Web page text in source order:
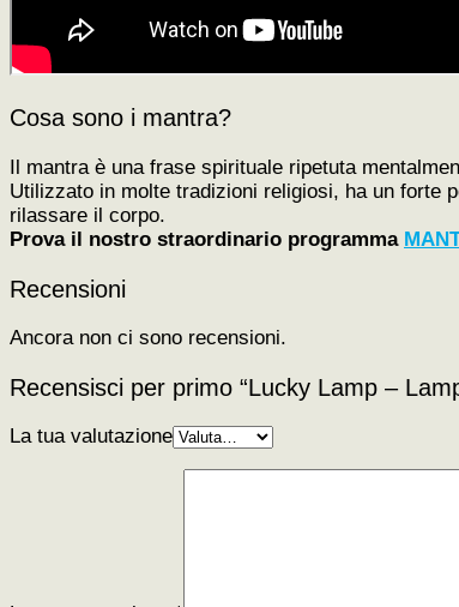
Cosa sono i mantra?
Il mantra è una frase spirituale ripetuta
Utilizzato in molte tradizioni religiosi, ha un forte
rilassare il corpo.
Prova il nostro straordinario programma
Recensioni
Ancora non ci sono recensioni.
Recensisci per primo “Lucky Lamp –
La tua valutazione